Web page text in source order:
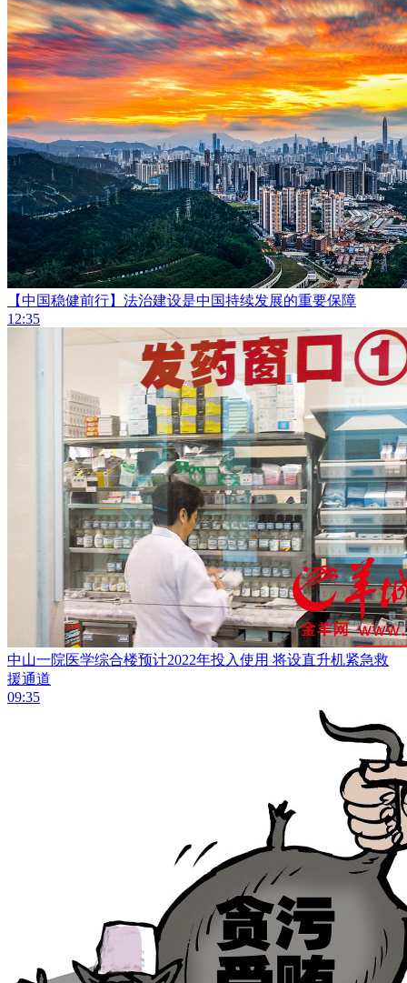
【中国稳健前行】法治建设是中国持续发展的重要保障
12:35
中山一院医学综合楼预计2022年投入使用 将设直升机紧急救
援通道
09:35